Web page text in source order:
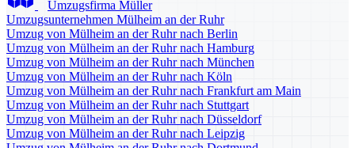
Umzugsfirma Müller
Umzugsunternehmen Mülheim an der Ruhr
Umzug von Mülheim an der Ruhr nach Berlin
Umzug von Mülheim an der Ruhr nach Hamburg
Umzug von Mülheim an der Ruhr nach München
Umzug von Mülheim an der Ruhr nach Köln
Umzug von Mülheim an der Ruhr nach Frankfurt am Main
Umzug von Mülheim an der Ruhr nach Stuttgart
Umzug von Mülheim an der Ruhr nach Düsseldorf
Umzug von Mülheim an der Ruhr nach Leipzig